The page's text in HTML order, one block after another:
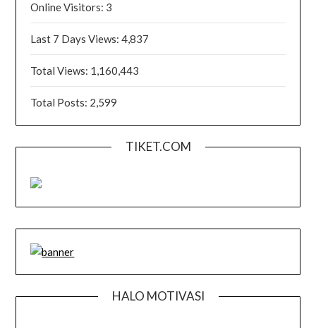
Online Visitors: 3
Last 7 Days Views:4,837
Total Views: 1,160,443
Total Posts: 2,599
TIKET.COM
HALO MOTIVASI